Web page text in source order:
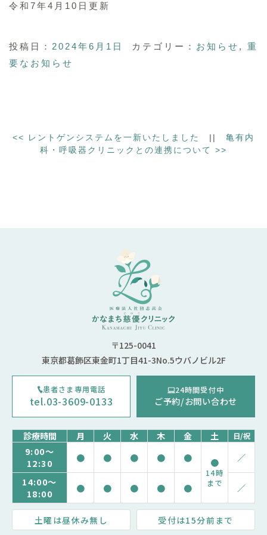
令和7年4月10日更新
投稿日： 2024年6月1日 カテゴリー： お知らせ , 重
要なお知らせ
<< レントゲンシステムを一新いたしました || 亀有内
科・呼吸器クリニックとの連携について >>
〒125-0041
東京都葛飾区東金町1丁目41-3No.5ウバノビル2F
患者さま専用電話
tel.03-3609-0133
24時間受付中
ご予約/お問い合わせ
診療時間 月 火 水 木 金 土 日/祝
9:00～
12:30
● ● ● ● ● ●
14時
まで
／
14:00～
18:00
● ● ● ● ● ／
土曜は昼休み無し 受付は15分前まで